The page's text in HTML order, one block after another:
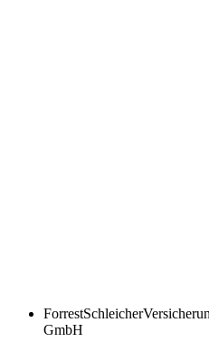
ForrestSchleicher
GmbH